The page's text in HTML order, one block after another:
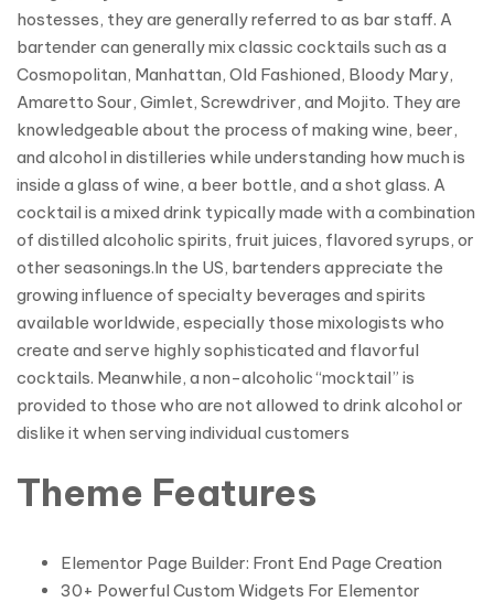
hostesses, they are generally referred to as bar staff. A
bartender can generally mix classic cocktails such as a
Cosmopolitan, Manhattan, Old Fashioned, Bloody Mary,
Amaretto Sour, Gimlet, Screwdriver, and Mojito. They are
knowledgeable about the process of making wine, beer,
and alcohol in distilleries while understanding how much is
inside a glass of wine, a beer bottle, and a shot glass. A
cocktail is a mixed drink typically made with a combination
of distilled alcoholic spirits, fruit juices, flavored syrups, or
other seasonings.In the US, bartenders appreciate the
growing influence of specialty beverages and spirits
available worldwide, especially those mixologists who
create and serve highly sophisticated and flavorful
cocktails. Meanwhile, a non-alcoholic “mocktail” is
provided to those who are not allowed to drink alcohol or
dislike it when serving individual customers
Theme Features
Elementor Page Builder: Front End Page Creation
30+ Powerful Custom Widgets For Elementor